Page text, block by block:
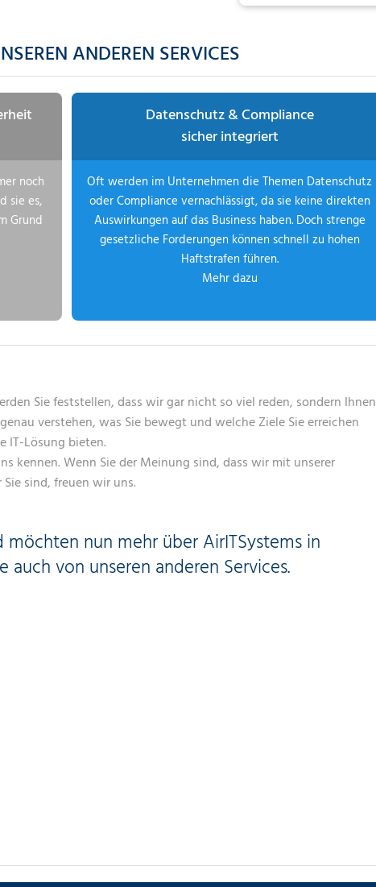
ANDEREN SERVICES
noch
sie es,
Grund
Datenschutz & Compliance
sicher integriert
Oft werden im Unternehmen die Themen Datenschutz
oder Compliance vernachlässigt, da sie keine direkten
Auswirkungen auf das Business haben. Doch strenge
gesetzliche Forderungen können schnell zu hohen
Haftstrafen führen.
Mehr dazu
Sie feststellen, dass wir gar nicht so viel reden, sondern Ihnen
verstehen, was Sie bewegt und welche Ziele Sie erreichen
IT-Lösung bieten.
kennen. Wenn Sie der Meinung sind, dass wir mit unserer
sind, freuen wir uns.
nun mehr über AirITSystems in
auch von unseren anderen Services.